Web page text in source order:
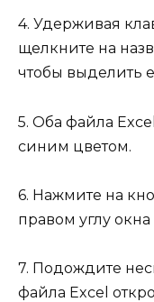
4. Удерживая
щелкните на
чтобы выделить
5. Оба файла
синим цветом.
6. Нажмите на
правом углу
7. Подождите
файла Excel